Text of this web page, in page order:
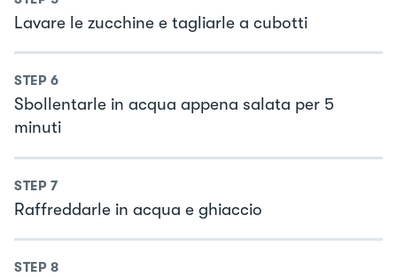
Lavare le zucchine e tagliarle a cubotti
STEP 6
Sbollentarle in acqua appena salata per 5
minuti
STEP 7
Raffreddarle in acqua e ghiaccio
STEP 8